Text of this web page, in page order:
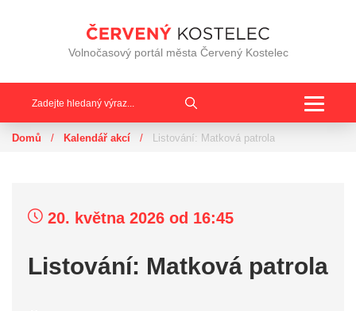
Volnočasový portál města Červený Kostelec
Domů / Kalendář akcí / Listování: Matková patrola
20. května 2026 od 16:45
Listování: Matková patrola